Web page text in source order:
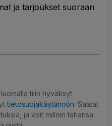
ja tarjoukset suoraan
tilin hyväksyt
tietosuojakäytännön. Saatat
ja voit milloin tahansa